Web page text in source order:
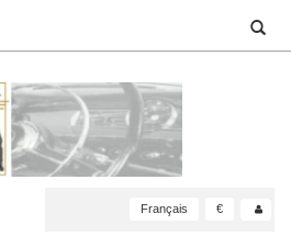
Français €